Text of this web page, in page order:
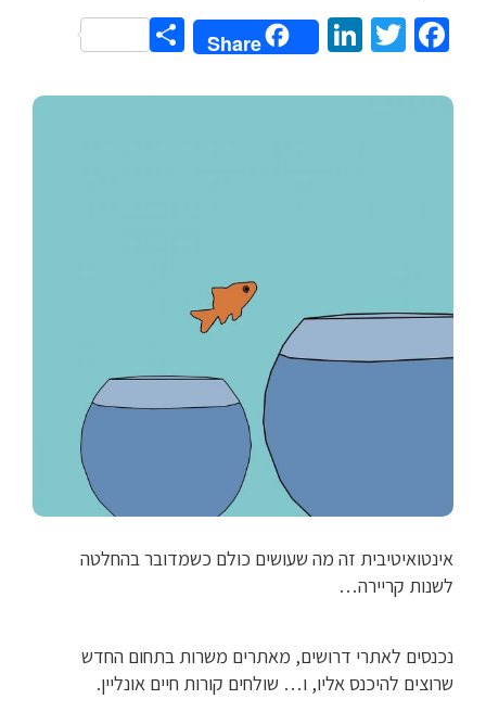
Facebook
Twitter
LinkedIn
Share
Share
אינטואיטיבית זה מה שעושים כולם כשמדובר בהחלטה
לשנות קריירה…
נכנסים לאתרי דרושים, מאתרים משרות בתחום החדש
שרוצים להיכנס אליו, ו… שולחים קורות חיים אונליין.